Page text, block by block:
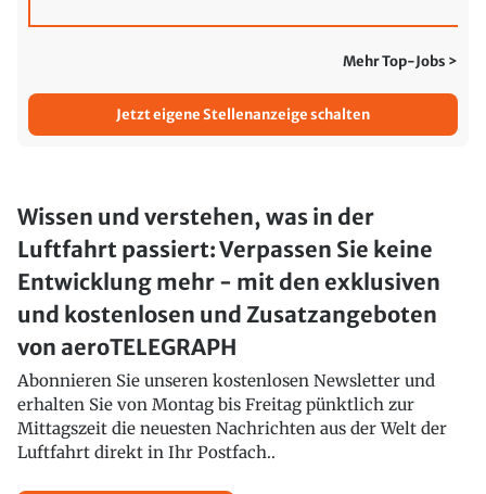
Mehr Top-Jobs >
Jetzt eigene Stellenanzeige schalten
Wissen und verstehen, was in der
Luftfahrt passiert: Verpassen Sie keine
Entwicklung mehr - mit den exklusiven
und kostenlosen und Zusatzangeboten
von aeroTELEGRAPH
Abonnieren Sie unseren kostenlosen Newsletter und
erhalten Sie von Montag bis Freitag pünktlich zur
Mittagszeit die neuesten Nachrichten aus der Welt der
Luftfahrt direkt in Ihr Postfach..